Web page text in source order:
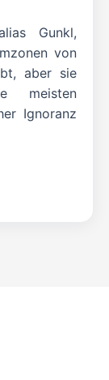
Gunkl,
von
aber sie
meisten
Ignoranz